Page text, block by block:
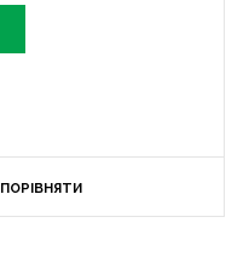
ПОРІВНЯТИ